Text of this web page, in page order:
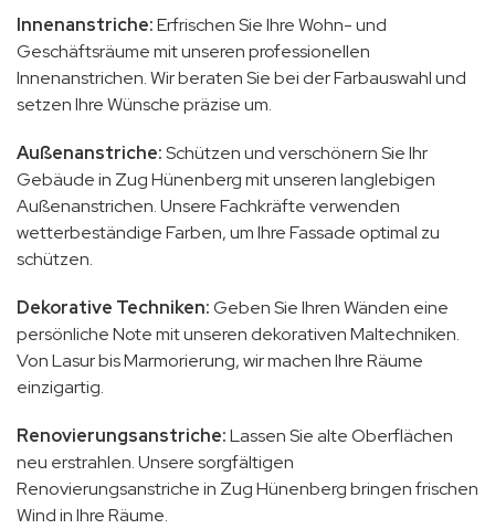
Innenanstriche:Erfrischen Sie Ihre Wohn- und
Geschäftsräume mit unseren professionellen
Innenanstrichen. Wir beraten Sie bei der Farbauswahl und
setzen Ihre Wünsche präzise um.
Außenanstriche:Schützen und verschönern Sie Ihr
Gebäude in Zug Hünenberg mit unseren langlebigen
Außenanstrichen. Unsere Fachkräfte verwenden
wetterbeständige Farben, um Ihre Fassade optimal zu
schützen.
Dekorative Techniken:Geben Sie Ihren Wänden eine
persönliche Note mit unseren dekorativen Maltechniken.
Von Lasur bis Marmorierung, wir machen Ihre Räume
einzigartig.
Renovierungsanstriche:Lassen Sie alte Oberflächen
neu erstrahlen. Unsere sorgfältigen
Renovierungsanstriche in Zug Hünenberg bringen frischen
Wind in Ihre Räume.